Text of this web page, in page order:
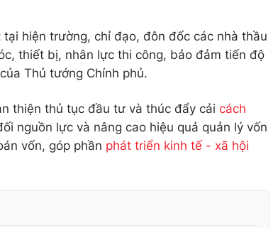
hiện trường, chỉ đạo, đôn đốc các nhà thầu
thiết bị, nhân lực thi công, bảo đảm tiến độ
Thủ tướng Chính phủ.
thiện thủ tục đầu tư và thúc đẩy cải cách
nguồn lực và nâng cao hiệu quả quản lý vốn
vốn, góp phần phát triển kinh tế - xã hội